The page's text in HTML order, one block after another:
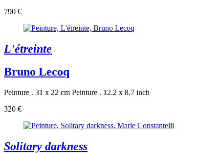
790 €
L'étreinte
Bruno Lecoq
Peinture . 31 x 22 cm Peinture . 12.2 x 8.7 inch
320 €
Solitary darkness